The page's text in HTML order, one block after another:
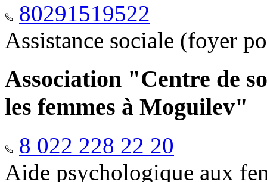
80291519522
Assistance sociale (foyer
Association "Centre de
les femmes à Moguilev"
8 022 228 22 20
Aide psychologique aux